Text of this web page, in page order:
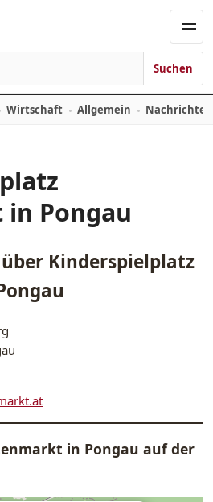
Suchen
Wirtschaft Allgemein
Pongau
Kinderspielplatz
in Pongau auf der